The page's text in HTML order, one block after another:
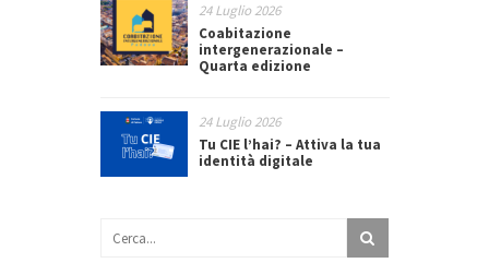
24 Luglio 2026
Coabitazione
intergenerazionale –
Quarta edizione
24 Luglio 2026
Tu CIE l’hai? – Attiva la tua
identità digitale